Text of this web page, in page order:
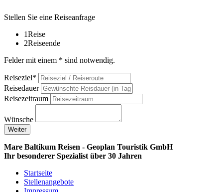
Stellen Sie eine Reiseanfrage
1Reise
2Reiseende
Felder mit einem * sind notwendig.
Reiseziel*
Reisedauer
Reisezeitraum
Wünsche
Weiter
Mare Baltikum Reisen - Geoplan Touristik GmbH
Ihr besonderer Spezialist über 30 Jahren
Startseite
Stellenangebote